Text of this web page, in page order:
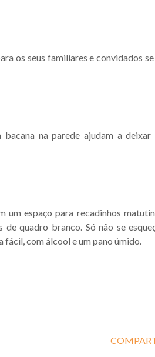
os seus familiares e convidados
na parede ajudam a
um espaço para recadinhos
de quadro branco. Só não se
fácil, com álcool e um pano úmido.